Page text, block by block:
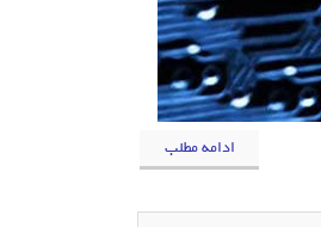
ادامه مطلب